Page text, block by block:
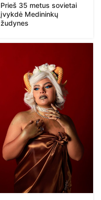
Prieš 35 metus sovietai
įvykdė Medininkų
žudynes